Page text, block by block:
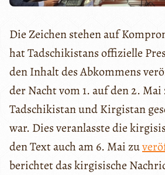
Die Zeichen stehen auf
hat Tadschikistans offizielle
den Inhalt des Abkommens
der Nacht vom 1. auf den 2.
Tadschikistan und Kirgistan
war. Dies veranlasste die
den Text auch am 6. Mai zu
berichtet das kirgisische